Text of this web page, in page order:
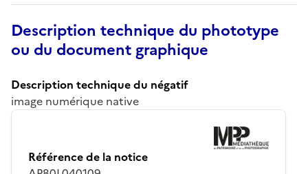
Description technique du phototype
ou du document graphique
Description technique du négatif
image numérique native
Référence de la notice